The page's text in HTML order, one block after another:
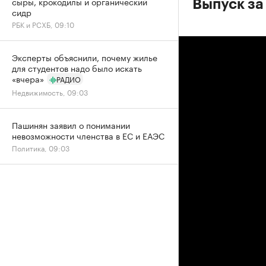
Выпуск
сидр
РБК и РСХБ, 09:10
Эксперты объяснили, почему жилье
для студентов надо было искать
«вчера»
РАДИО
Недвижимость, 09:03
Пашинян заявил о понимании
невозможности членства в ЕС и ЕАЭС
Политика, 09:03